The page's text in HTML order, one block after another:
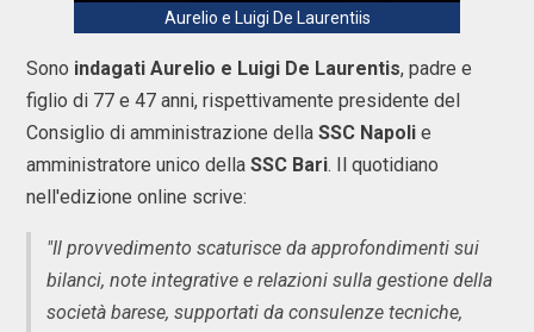
Aurelio e Luigi De Laurentiis
Sono indagati Aurelio e Luigi De Laurentis, padre e
figlio di 77 e 47 anni, rispettivamente presidente del
Consiglio di amministrazione della SSC Napoli e
amministratore unico della SSC Bari. Il quotidiano
nell'edizione online scrive:
"Il provvedimento scaturisce da approfondimenti sui
bilanci, note integrative e relazioni sulla gestione della
società barese, supportati da consulenze tecniche,